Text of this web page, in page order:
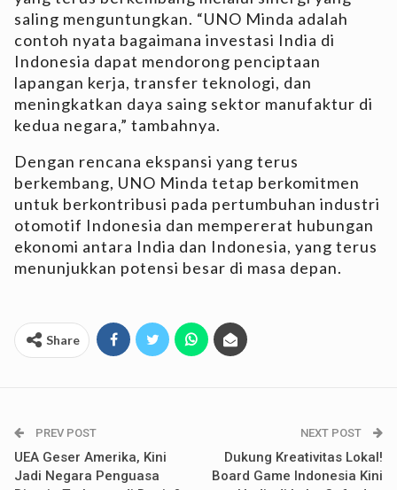
saling menguntungkan. “UNO Minda adalah
contoh nyata bagaimana investasi India di
Indonesia dapat mendorong penciptaan
lapangan kerja, transfer teknologi, dan
meningkatkan daya saing sektor manufaktur di
kedua negara,” tambahnya.
Dengan rencana ekspansi yang terus
berkembang, UNO Minda tetap berkomitmen
untuk berkontribusi pada pertumbuhan industri
otomotif Indonesia dan mempererat hubungan
ekonomi antara India dan Indonesia, yang terus
menunjukkan potensi besar di masa depan.
Share
PREV POST
UEA Geser Amerika, Kini
Jadi Negara Penguasa
NEXT POST
Dukung Kreativitas Lokal!
Board Game Indonesia Kini